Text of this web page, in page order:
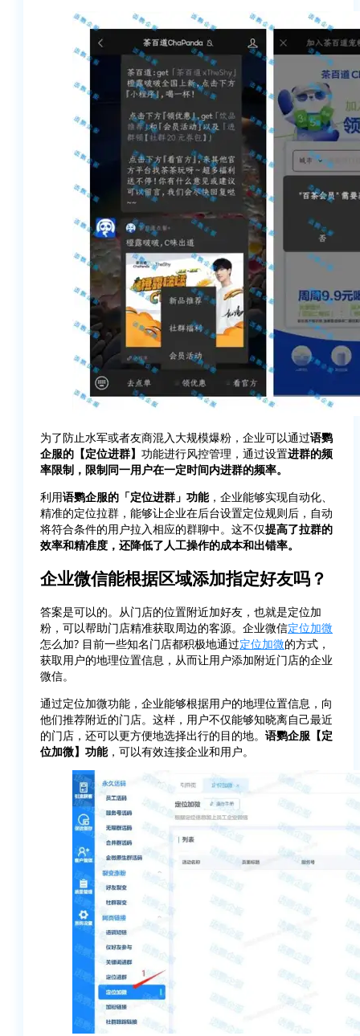
为了防止水军或者友商混入大规模爆粉，企业可以通过语鹦
企服的【定位进群】 功能进行风控管理，通过设置进群的频
率限制，限制同一用户在一定时间内进群的频率。
利用语鹦企服的「定位进群」功能，企业能够实现自动化、
精准的定位拉群，能够让企业在后台设置定位规则后，自动
将符合条件的用户拉入相应的群聊中。这不仅提高了拉群的
效率和精准度，还降低了人工操作的成本和出错率。
企业微信能根据区域添加指定好友吗？
答案是可以的。从门店的位置附近加好友，也就是定位加
粉，可以帮助门店精准获取周边的客源。企业微信定位加微
怎么加? 目前一些知名门店都积极地通过定位加微的方式，
获取用户的地理位置信息，从而让用户添加附近门店的企业
微信。
通过定位加微功能，企业能够根据用户的地理位置信息，向
他们推荐附近的门店。这样，用户不仅能够知晓离自己最近
的门店，还可以更方便地选择出行的目的地。 语鹦企服【定
位加微】功能，可以有效连接企业和用户。